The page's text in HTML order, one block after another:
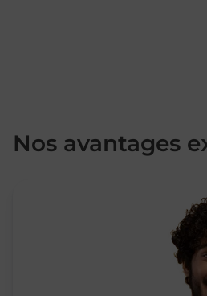
Nos avantages